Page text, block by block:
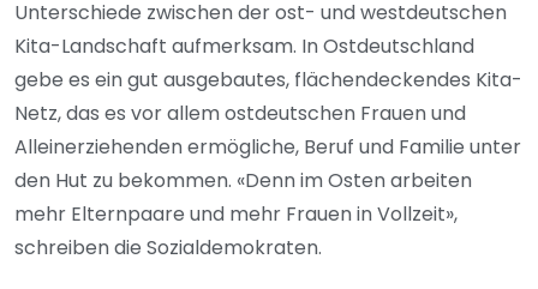
Unterschiede zwischen der ost- und westdeutschen
Kita-Landschaft aufmerksam. In Ostdeutschland
gebe es ein gut ausgebautes, flächendeckendes Kita-
Netz, das es vor allem ostdeutschen Frauen und
Alleinerziehenden ermögliche, Beruf und Familie unter
den Hut zu bekommen. «Denn im Osten arbeiten
mehr Elternpaare und mehr Frauen in Vollzeit»,
schreiben die Sozialdemokraten.